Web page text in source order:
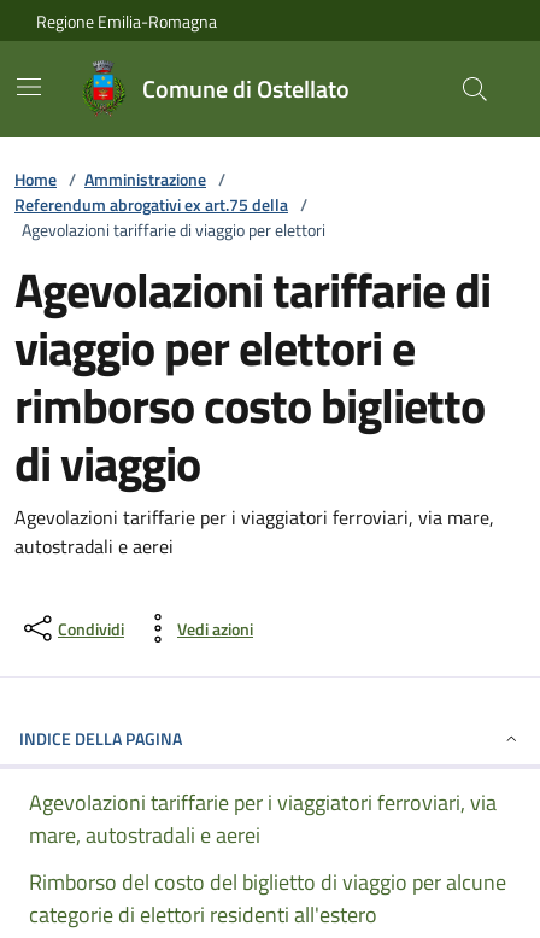
Vai ai contenuti
Vai al footer
Regione Emilia-Romagna
Comune di Ostellato
Home / Amministrazione /
Referendum abrogativi ex art.75 della /
Agevolazioni tariffarie di viaggio per elettori
Agevolazioni tariffarie di
viaggio per elettori e
rimborso costo biglietto
di viaggio
Agevolazioni tariffarie per i viaggiatori ferroviari, via mare,
autostradali e aerei
Condividi Vedi azioni
INDICE DELLA PAGINA
Agevolazioni tariffarie per i viaggiatori ferroviari, via
mare, autostradali e aerei
Rimborso del costo del biglietto di viaggio per alcune
categorie di elettori residenti all'estero